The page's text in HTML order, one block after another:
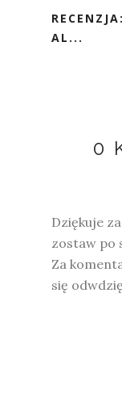
AL...
0
Dziękuje
zostaw po
Za
się